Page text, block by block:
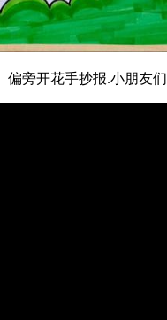
偏旁开花手抄报.小朋友们